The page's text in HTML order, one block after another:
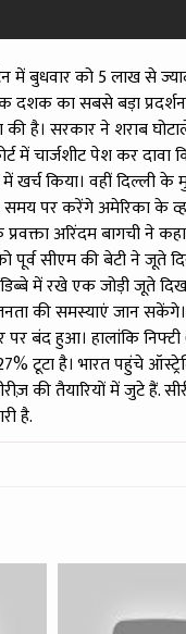
में बुधवार को 5 लाख से
का सबसे बड़ा प्रदर्शन
है। सरकार ने शराब
में चार्जशीट पेश कर
किया। वहीं दिल्ली के
पर करेंगे अमेरिका के
अरिंदम बागची ने
सीएम की बेटी ने जूते
में रखे एक जोड़ी जूते
की समस्याएं जान
बंद हुआ। हालांकि
टूटा है। भारत पहुंचे
की तैयारियों में जुटे हैं.
है.